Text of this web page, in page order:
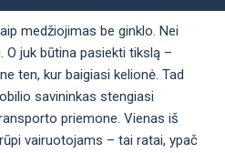
medžiojimas be ginklo. Nei
O juk būtina pasiekti tikslą –
ten, kur baigiasi kelionė. Tad
savininkas stengiasi
priemone. Vienas iš
vairuotojams – tai ratai, ypač